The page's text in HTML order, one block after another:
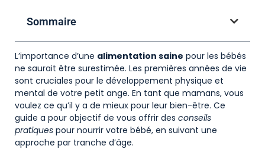
Sommaire
L’importance d’une alimentation saine pour les bébés
ne saurait être surestimée. Les premières années de vie
sont cruciales pour le développement physique et
mental de votre petit ange. En tant que mamans, vous
voulez ce qu’il y a de mieux pour leur bien-être. Ce
guide a pour objectif de vous offrir des conseils
pratiques pour nourrir votre bébé, en suivant une
approche par tranche d’âge.